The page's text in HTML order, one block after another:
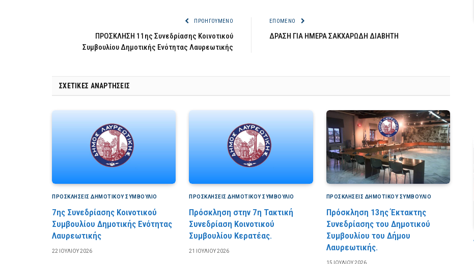
ΠΡΟΗΓΟΎΜΕΝΟ
ΠΡΟΣΚΛΗΣΗ 11ης Συνεδρίασης Κοινοτικού
Συμβουλίου Δημοτικής Ενότητας Λαυρεωτικής
ΕΠΌΜΕΝΟ
ΔΡΑΣΗ ΓΙΑ ΗΜΕΡΑ ΣΑΚΧΑΡΩΔΗ ΔΙΑΒΗΤΗ
ΣΧΕΤΙΚΈΣ ΑΝΑΡΤΉΣΕΙΣ
ΠΡΟΣΚΛΉΣΕΙΣ ΔΗΜΟΤΙΚΟΎ ΣΥΜΒΟΎΛΙΟ
7ης Συνεδρίασης Κοινοτικού
Συμβουλίου Δημοτικής Ενότητας
Λαυρεωτικής
22 ΙΟΥΛΊΟΥ 2026
ΠΡΟΣΚΛΉΣΕΙΣ ΔΗΜΟΤΙΚΟΎ ΣΥΜΒΟΎΛΙΟ
Πρόσκληση στην 7η Τακτική
Συνεδρίαση Κοινοτικού
Συμβουλίου Κερατέας.
21 ΙΟΥΛΊΟΥ 2026
ΠΡΟΣΚΛΉΣΕΙΣ ΔΗΜΟΤΙΚΟΎ ΣΥΜΒΟΎΛΙΟ
Πρόσκληση 13ης Έκτακτης
Συνεδρίασης του Δημοτικού
Συμβουλίου του Δήμου
Λαυρεωτικής.
15 ΙΟΥΛΊΟΥ 2026